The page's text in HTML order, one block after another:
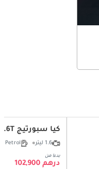
كيا سبورتيج Smartstream 1.6T
1.6 ليتر Petrol
بدءا من
درهم 102,900